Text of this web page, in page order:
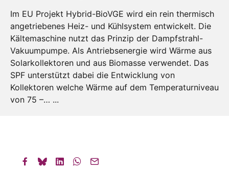
Im EU Projekt Hybrid-BioVGE wird ein rein thermisch
angetriebenes Heiz- und Kühlsystem entwickelt. Die
Kältemaschine nutzt das Prinzip der Dampfstrahl-
Vakuumpumpe. Als Antriebsenergie wird Wärme aus
Solarkollektoren und aus Biomasse verwendet. Das
SPF unterstützt dabei die Entwicklung von
Kollektoren welche Wärme auf dem Temperaturniveau
von 75 –… ...